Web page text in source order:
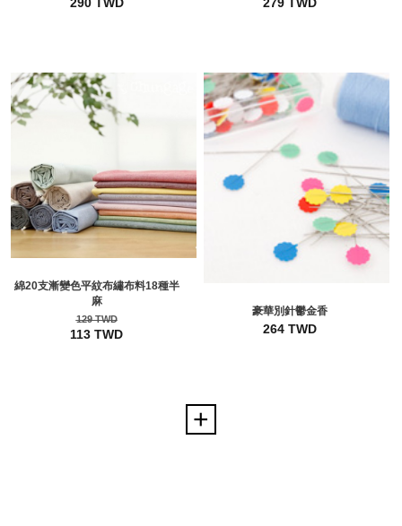
綿20支漸變色平紋布繡布料18種半
麻
129 TWD
113 TWD
豪華別針鬱金香
264 TWD